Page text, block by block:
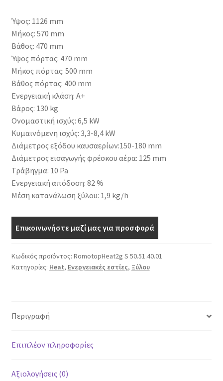
Ύψος: 1126 mm
Μήκος: 570 mm
Βάθος: 470 mm
Ύψος πόρτας: 470 mm
Μήκος πόρτας: 500 mm
Βάθος πόρτας: 400 mm
Ενεργειακή κλάση: Α+
Βάρος: 130 kg
Ονομαστική ισχύς: 6,5 kW
Κυμαινόμενη ισχύς: 3,3-8,4 kW
Διάμετρος εξόδου καυσαερίων:150-180 mm
Διάμετρος εισαγωγής φρέσκου αέρα: 125 mm
Τράβηγμα: 10 Pa
Ενεργειακή απόδοση: 82 %
Μέση κατανάλωση ξύλου: 1,9 kg/h
Επικοινωνήστε μαζί μας για προσφορά
Κωδικός προϊόντος: RomotopHeat2g S 50.51.40.01
Κατηγορίες: Heat, Ενεργειακές εστίες, Ξύλου
Περιγραφή
Επιπλέον πληροφορίες
Αξιολογήσεις (0)